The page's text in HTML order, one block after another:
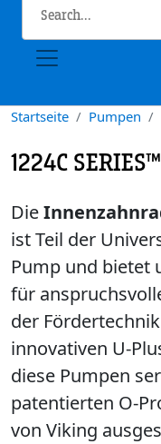
Startseite Pumpen
1224C SERIES™
Die
ist Teil der
Pump und bietet
für
der
innovativen U-
diese Pumpen
patentierten O-
von Viking